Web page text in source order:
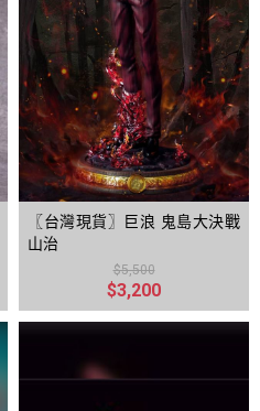
〖台灣現貨〗巨浪 鬼島大決戰
山治
$5,500
$3,200